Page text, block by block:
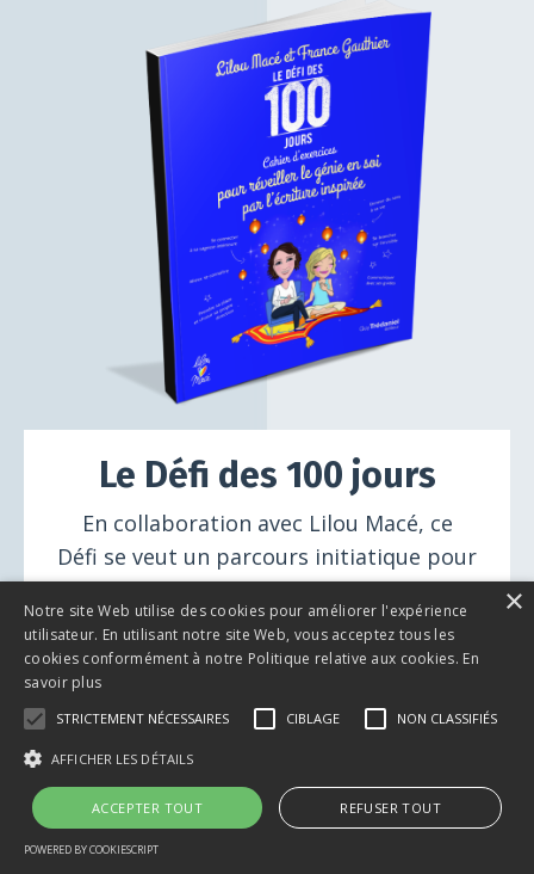
Le Défi des 100 jours
En collaboration avec Lilou Macé, ce
Défi se veut un parcours initiatique pour
aller à la rencontre de votre sagesse
intérieure grâce à une pratique aussi
simple qu’efficace : l’écriture inspirée. Vos
outils ? Un cahier et un crayon ! En 100
jours, vous recevrez des messages qui
vont assurément changer votre vie!
Acheter en $ Canadiens
×
Notre site Web utilise des cookies pour améliorer l'expérience
utilisateur. En utilisant notre site Web, vous acceptez tous les
cookies conformément à notre Politique relative aux cookies. En
savoir plus
STRICTEMENT NÉCESSAIRES CIBLAGE NON CLASSIFIÉS
AFFICHER LES DÉTAILS
ACCEPTER TOUT REFUSER TOUT
POWERED BY COOKIESCRIPT